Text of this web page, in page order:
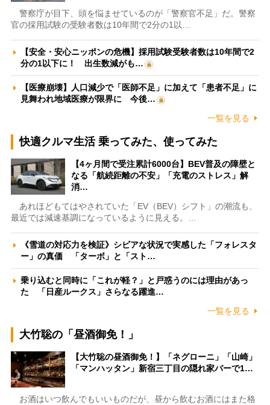
警察庁が目下、頭を悩ませているのが「警察官不足」だ。警察
官の採用試験の受験者数は10年間で2分の1以…
【安全・安心ニッポンの危機】採用試験受験者数は10年間で2
分の1以下に！ 出生数減がも…
【医療崩壊】人口減少で「医師不足」に加えて「患者不足」に
見舞われ地域医療が限界に 今後…
一覧を見る
快適クルマ生活 乗ってみた、使ってみた
【4ヶ月間で受注累計6000台】BEV普及の障壁と
なる「航続距離の不安」「充電のストレス」解
消…
あれほどもてはやされていた「EV（BEV）シフト」の潮流も、
最近では減速基調になっているように見える。…
《雪道の対応力を検証》シビアな状況で実感した「フォレスタ
ー」の真価 「ターボ」と「スト…
乗り込むと同時に「これが軽？」と戸惑うのには理由があっ
た 「日産ルークス」さらなる躍進…
一覧を見る
大竹聡の「昼酒御免！」
【大竹聡の昼酒御免！】「ネグローニ」「山崎」
「マンハッタン」新宿三丁目の隠れ家バーで1…
お酒はいつ飲んでもいいものだが、昼から飲むお酒にはまた格